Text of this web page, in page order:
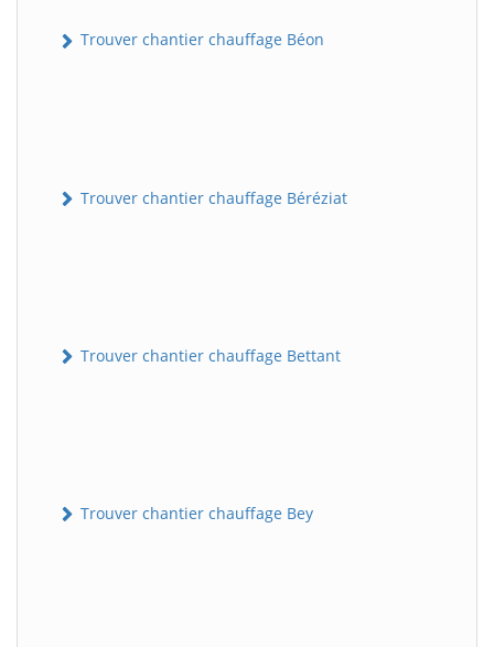
Trouver chantier chauffage Béon
Trouver chantier chauffage Béréziat
Trouver chantier chauffage Bettant
Trouver chantier chauffage Bey